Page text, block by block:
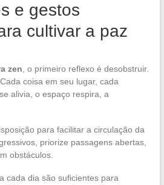
e gestos
cultivar a paz
zen , o primeiro reflexo é desobstruir.
coisa em seu lugar, cada
alivia, o espaço respira, a
para facilitar a circulação da
priorize passagens abertas,
obstáculos.
cada dia são suficientes para